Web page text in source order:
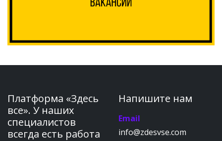
Платформа «Здесь
все». У наших
специалистов
всегда есть работа
Напишите нам
Email
info@zdesvse.com